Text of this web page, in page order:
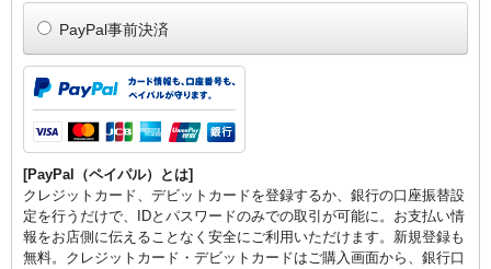
PayPal事前決済
[PayPal（ペイパル）とは]
クレジットカード、デビットカードを登録するか、銀行の口座振替設
定を行うだけで、IDとパスワードのみでの取引が可能に。お支払い情
報をお店側に伝えることなく安全にご利用いただけます。新規登録も
無料。クレジットカード・デビットカードはご購入画面から、銀行口